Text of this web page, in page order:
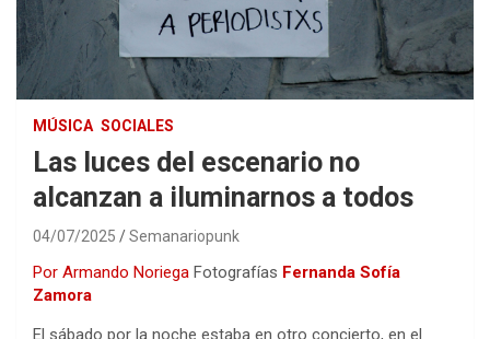
MÚSICA SOCIALES
Las luces del escenario no
alcanzan a iluminarnos a todos
04/07/2025 Semanariopunk
Por Armando Noriega Fotografías Fernanda Sofía
Zamora
El sábado por la noche estaba en otro concierto, en el